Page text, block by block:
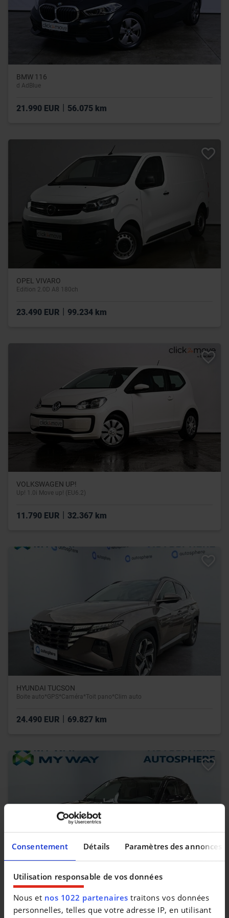
Consentement Détails Paramètres des annonces
Utilisation responsable de vos données
Nous et nos 1022 partenaires traitons vos données
personnelles, telles que votre adresse IP, en utilisant
BMW 116
d AdBlue
21.990 EUR 56.075 km
OPEL VIVARO
Edition 2.0D A8 180ch
23.490 EUR | 99.234 km
VOLKSWAGEN UP!
Up! 1.0i Move up! (EU6.2)
11.790 EUR 32.367 km
HYUNDAI TUCSON
Boite auto*GPS*Caméra*Toit pano*Clim auto
24.490 EUR | 69.827 km
T-Cross 1.0 TSI Life OPF